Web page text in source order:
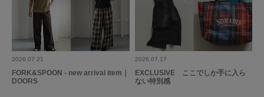
2026.07.21
FORK&SPOON - new arrival item｜
DOORS
2026.07.17
EXCLUSIVE ここでしか手に入ら
ない特別感